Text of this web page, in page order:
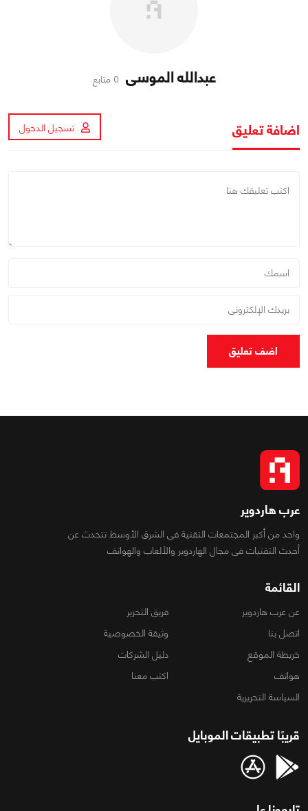
عبدالله الموسى 0 متابع
اضافة تعليق تسجيل الدخول
اضف تعليق
عرب هاردوير
واحد من أكبر المجتمعات التقنية فى الشرق الأوسط تتحدث عن
أحدث التقنيات فى مجال الهاردوير والألعاب والهواتف
القائمة
عن عرب هاردوير
فريق التحرير
اتصل بنا
وثيقة الخصوصية
خريطة الموقع
دليل الشركات
هواتف
اكتب معنا
السياسة التحريرية
قريبًا تطبيقات الموبايل